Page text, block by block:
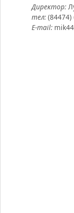
Директор:
тел: (84474)
E-mail: